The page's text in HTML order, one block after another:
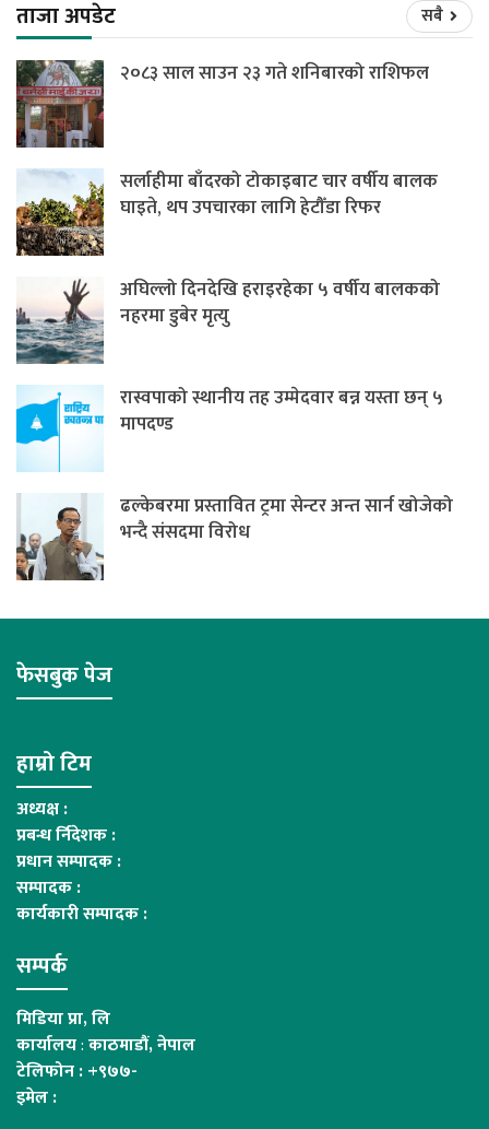
ताजा अपडेट
सबै
२०८३ साल साउन २३ गते शनिबारको राशिफल
सर्लाहीमा बाँदरको टोकाइबाट चार वर्षीय बालक
घाइते, थप उपचारका लागि हेटौँडा रिफर
अघिल्लो दिनदेखि हराइरहेका ५ वर्षीय बालकको
नहरमा डुबेर मृत्यु
रास्वपाको स्थानीय तह उम्मेदवार बन्न यस्ता छन् ५
मापदण्ड
ढल्केबरमा प्रस्तावित ट्रमा सेन्टर अन्त सार्न खोजेको
भन्दै संसदमा विरोध
फेसबुक पेज
हाम्रो टिम
अध्यक्ष :
प्रबन्ध र्निदेशक :
प्रधान सम्पादक :
सम्पादक :
कार्यकारी सम्पादक :
सम्पर्क
मिडिया प्रा, लि
कार्यालय:काठमाडौं, नेपाल
टेलिफोन : +९७७-
इमेल :